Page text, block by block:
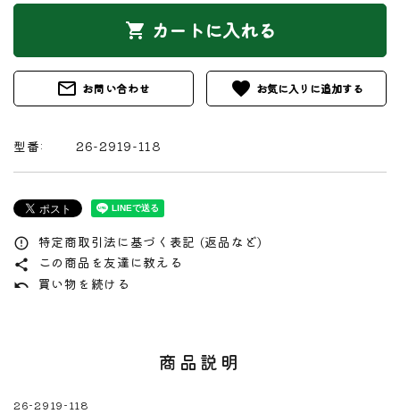
shopping_cart カートに入れる
mail_outline お問い合わせ favorite
型番: 26-2919-118
error_outline 特定商取引法に基づく表記 (返品など)
share この商品を友達に教える
undo 買い物を続ける
商品説明
26-2919-118